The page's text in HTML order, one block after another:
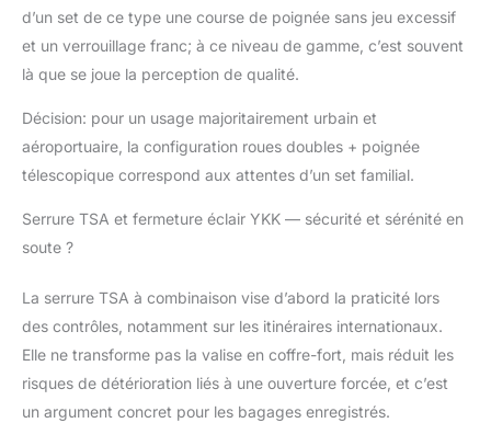
d’un set de ce type une course de poignée sans jeu excessif
et un verrouillage franc; à ce niveau de gamme, c’est souvent
là que se joue la perception de qualité.
Décision: pour un usage majoritairement urbain et
aéroportuaire, la configuration roues doubles + poignée
télescopique correspond aux attentes d’un set familial.
Serrure TSA et fermeture éclair YKK — sécurité et sérénité en
soute ?
La serrure TSA à combinaison vise d’abord la praticité lors
des contrôles, notamment sur les itinéraires internationaux.
Elle ne transforme pas la valise en coffre-fort, mais réduit les
risques de détérioration liés à une ouverture forcée, et c’est
un argument concret pour les bagages enregistrés.